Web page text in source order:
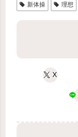
新体操
理想
X